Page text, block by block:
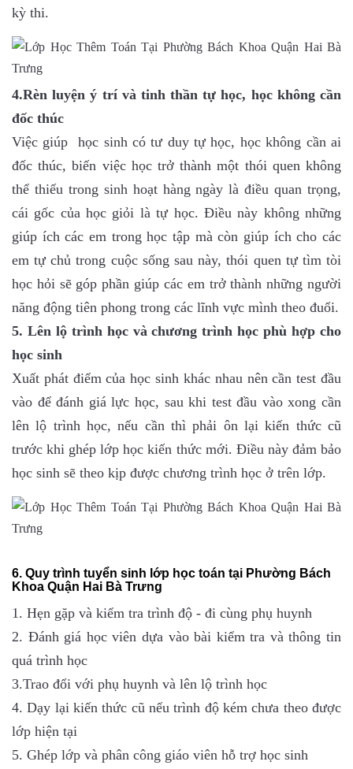
kỳ thi.
4.Rèn luyện ý trí và tinh thần tự học, học không cần
đốc thúc
Việc giúp học sinh có tư duy tự học, học không cần ai
đốc thúc, biến việc học trở thành một thói quen không
thể thiếu trong sinh hoạt hàng ngày là điều quan trọng,
cái gốc của học giỏi là tự học. Điều này không những
giúp ích các em trong học tập mà còn giúp ích cho các
em tự chủ trong cuộc sống sau này, thói quen tự tìm tòi
học hỏi sẽ góp phần giúp các em trở thành những người
năng động tiên phong trong các lĩnh vực mình theo đuổi.
5. Lên lộ trình học và chương trình học phù hợp cho
học sinh
Xuất phát điểm của học sinh khác nhau nên cần test đầu
vào để đánh giá lực học, sau khi test đầu vào xong cần
lên lộ trình học, nếu cần thì phải ôn lại kiến thức cũ
trước khi ghép lớp học kiến thức mới. Điều này đảm bảo
học sinh sẽ theo kịp được chương trình học ở trên lớp.
6. Quy trình tuyển sinh lớp học toán tại Phường Bách
Khoa Quận Hai Bà Trưng
1. Hẹn gặp và kiểm tra trình độ - đi cùng phụ huynh
2. Đánh giá học viên dựa vào bài kiểm tra và thông tin
quá trình học
3.Trao đổi với phụ huynh và lên lộ trình học
4. Dạy lại kiến thức cũ nếu trình độ kém chưa theo được
lớp hiện tại
5. Ghép lớp và phân công giáo viên hỗ trợ học sinh